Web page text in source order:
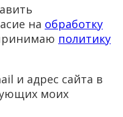
на обработку
политику
и адрес сайта в
моих